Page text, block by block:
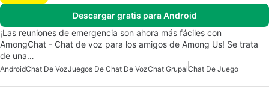
Descargar gratis para Android
¡Las reuniones de emergencia son ahora más fáciles con
AmongChat - Chat de voz para los amigos de Among Us! Se trata
de una…
AndroidChat De VozJuegos De Chat De VozChat GrupalChat De Juego